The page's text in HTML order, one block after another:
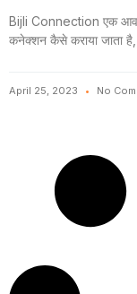
Bijli Connection एक
कनेक्शन कैसे कराया जाता
April 25, 2023 No